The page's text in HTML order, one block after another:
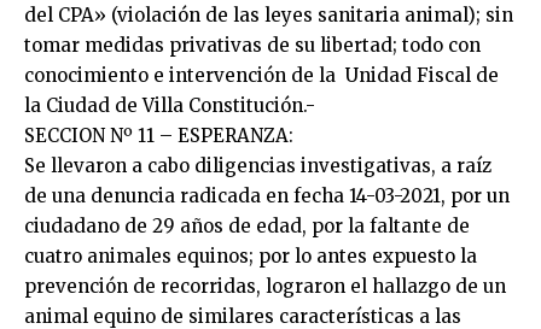
del CPA» (violación de las leyes sanitaria animal); sin
tomar medidas privativas de su libertad; todo con
conocimiento e intervención de la Unidad Fiscal de
la Ciudad de Villa Constitución.-
SECCION Nº 11 – ESPERANZA:
Se llevaron a cabo diligencias investigativas, a raíz
de una denuncia radicada en fecha 14-03-2021, por un
ciudadano de 29 años de edad, por la faltante de
cuatro animales equinos; por lo antes expuesto la
prevención de recorridas, lograron el hallazgo de un
animal equino de similares características a las